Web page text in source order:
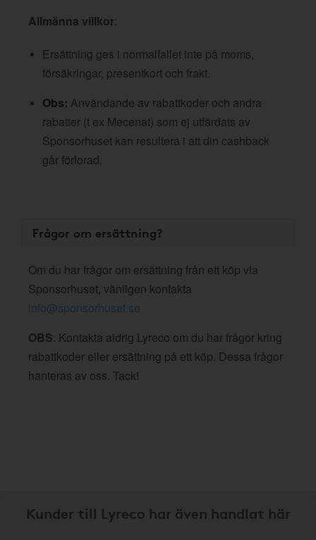
Allmänna villkor:
Ersättning ges i normalfallet inte på moms,
försäkringar, presentkort och frakt.
Obs: Användande av rabattkoder och andra
rabatter (t ex Mecenat) som ej utfärdats av
Sponsorhuset kan resultera i att din cashback
går förlorad.
Frågor om ersättning?
Om du har frågor om ersättning från ett köp via
Sponsorhuset, vänligen kontakta
info@sponsorhuset.se
OBS: Kontakta aldrig Lyreco om du har frågor kring
rabattkoder eller ersättning på ett köp. Dessa frågor
hanteras av oss. Tack!
Kunder till Lyreco har även handlat här